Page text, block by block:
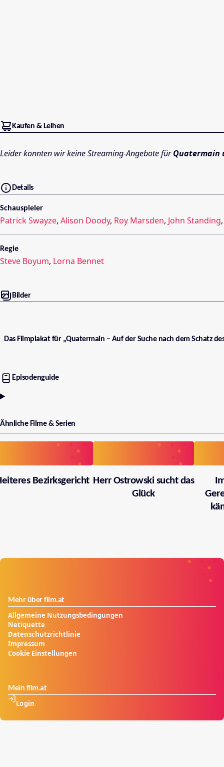
Kaufen & Leihen
Leider konnten wir keine Streaming-Angebote fürQuatermain
Details
Schauspieler
Patrick Swayze, Alison Doody, Roy Marsden, John Standing
Regie
Steve Boyum, Lorna Bennet
Bilder
Das Filmplakat für „Quatermain – Auf der Suche nach dem Schatz
Episodenguide
Ähnliche Filme & Serien
Bezirksgericht Herr Ostrowski sucht das
Glück
Mehr über film.at
Allgemeine Nutzungsbedingungen
Netiquette
Datenschutzrichtlinie
Impressum
Cookie Einstellungen
Mein film.at
Login